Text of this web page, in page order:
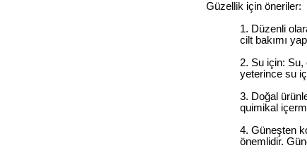
Güzellik için öneriler:
Düzenli
cilt bakımı
Su için: Su,
yeterince su
Doğal
quimikal
Güneşten
önemlidir.